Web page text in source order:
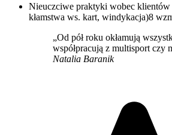
Nieuczciwe praktyki wobec
kłamstwa ws. kart, windykacja)8
„Od pół roku okłamują
współpracują z multisport czy
Natalia Baranik